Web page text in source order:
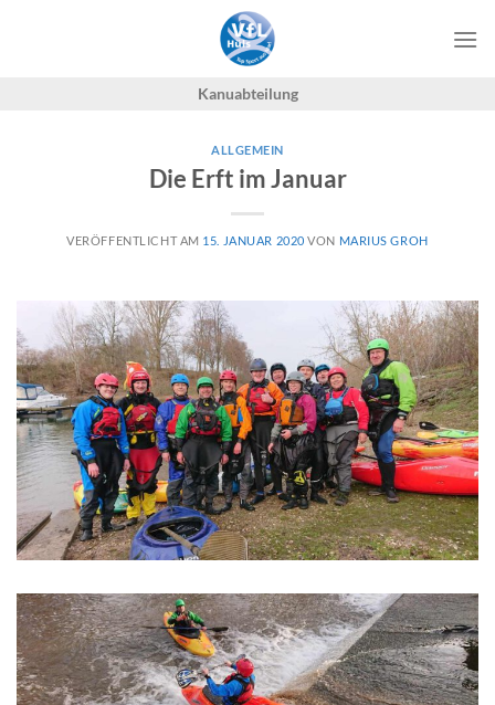
Kanuabteilung
ALLGEMEIN
Die Erft im Januar
VERÖFFENTLICHT AM 15. JANUAR 2020 VON MARIUS GROH